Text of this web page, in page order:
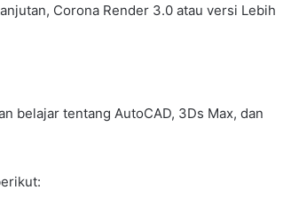
Corona Render 3.0 atau versi Lebih
belajar tentang AutoCAD, 3Ds Max, dan